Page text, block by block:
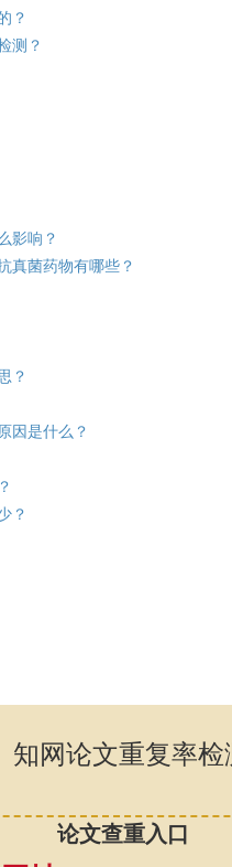
？
测？
影响？
真菌药物有哪些？
？
因是什么？
？
知网论文重复率检
论文查重入口